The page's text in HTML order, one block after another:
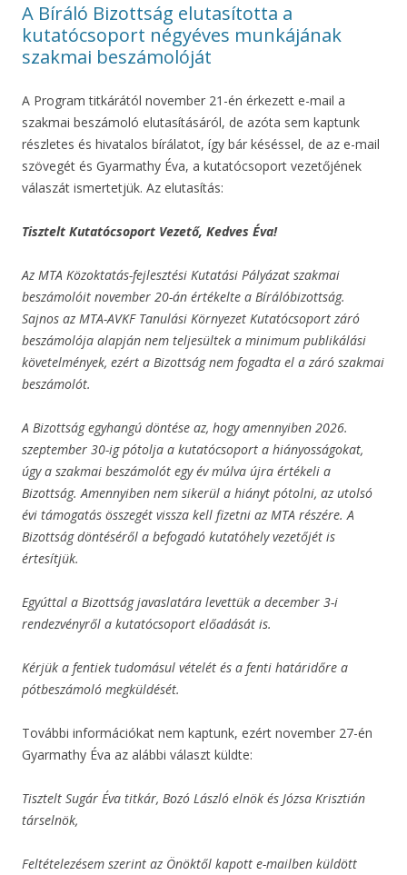
A Bíráló Bizottság elutasította a
kutatócsoport négyéves munkájának
szakmai beszámolóját
A Program titkárától november 21-én érkezett e-mail a
szakmai beszámoló elutasításáról, de azóta sem kaptunk
részletes és hivatalos bírálatot, így bár késéssel, de az e-mail
szövegét és Gyarmathy Éva, a kutatócsoport vezetőjének
válaszát ismertetjük. Az elutasítás:
Tisztelt Kutatócsoport Vezető, Kedves Éva!
Az MTA Közoktatás-fejlesztési Kutatási Pályázat szakmai
beszámolóit november 20-án értékelte a Bírálóbizottság.
Sajnos az MTA-AVKF Tanulási Környezet Kutatócsoport záró
beszámolója alapján nem teljesültek a minimum publikálási
követelmények, ezért a Bizottság nem fogadta el a záró szakmai
beszámolót.
A Bizottság egyhangú döntése az, hogy amennyiben 2026.
szeptember 30-ig pótolja a kutatócsoport a hiányosságokat,
úgy a szakmai beszámolót egy év múlva újra értékeli a
Bizottság. Amennyiben nem sikerül a hiányt pótolni, az utolsó
évi támogatás összegét vissza kell fizetni az MTA részére. A
Bizottság döntéséről a befogadó kutatóhely vezetőjét is
értesítjük.
Egyúttal a Bizottság javaslatára levettük a december 3-i
rendezvényről a kutatócsoport előadását is.
Kérjük a fentiek tudomásul vételét és a fenti határidőre a
pótbeszámoló megküldését.
További információkat nem kaptunk, ezért november 27-én
Gyarmathy Éva az alábbi választ küldte:
Tisztelt Sugár Éva titkár, Bozó László elnök és Józsa Krisztián
társelnök,
Feltételezésem szerint az Önöktől kapott e-mailben küldött